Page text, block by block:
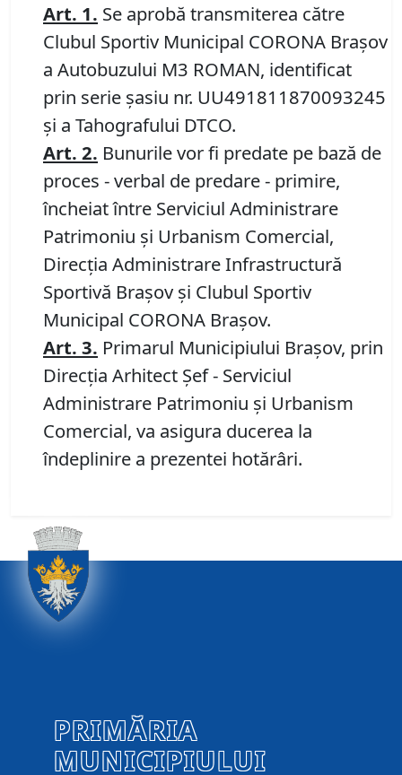
Art. 1. Se aprobă transmiterea către
Clubul Sportiv Municipal CORONA Braşov
a Autobuzului M3 ROMAN, identificat
prin serie şasiu nr. UU491811870093245
şi a Tahografului DTCO.
Art. 2. Bunurile vor fi predate pe bază de
proces - verbal de predare - primire,
încheiat între Serviciul Administrare
Patrimoniu şi Urbanism Comercial,
Direcţia Administrare Infrastructură
Sportivă Braşov şi Clubul Sportiv
Municipal CORONA Braşov.
Art. 3. Primarul Municipiului Braşov, prin
Direcția Arhitect Șef - Serviciul
Administrare Patrimoniu şi Urbanism
Comercial, va asigura ducerea la
îndeplinire a prezentei hotărâri.
PRIMĂRIA
MUNICIPIULUI